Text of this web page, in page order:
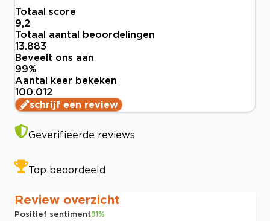
Totaal score
9,2
Totaal aantal beoordelingen
13.883
Beveelt ons aan
99%
Aantal keer bekeken
100.012
schrijf een review
Geverifieerde reviews
Top beoordeeld
Review overzicht
Positief sentiment91%